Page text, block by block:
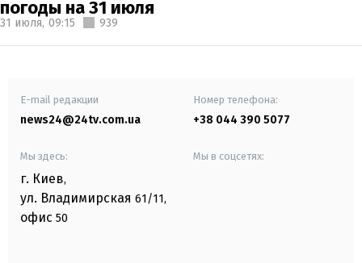
погоды на 31 июля
31 июля, 09:15 939
E-mail редакции
news24@24tv.com.ua
Номер телефона:
+38 044 390 5077
Мы здесь:
г. Киев,
ул. Владимирская 61/11,
офис 50
Мы в соцсетях: